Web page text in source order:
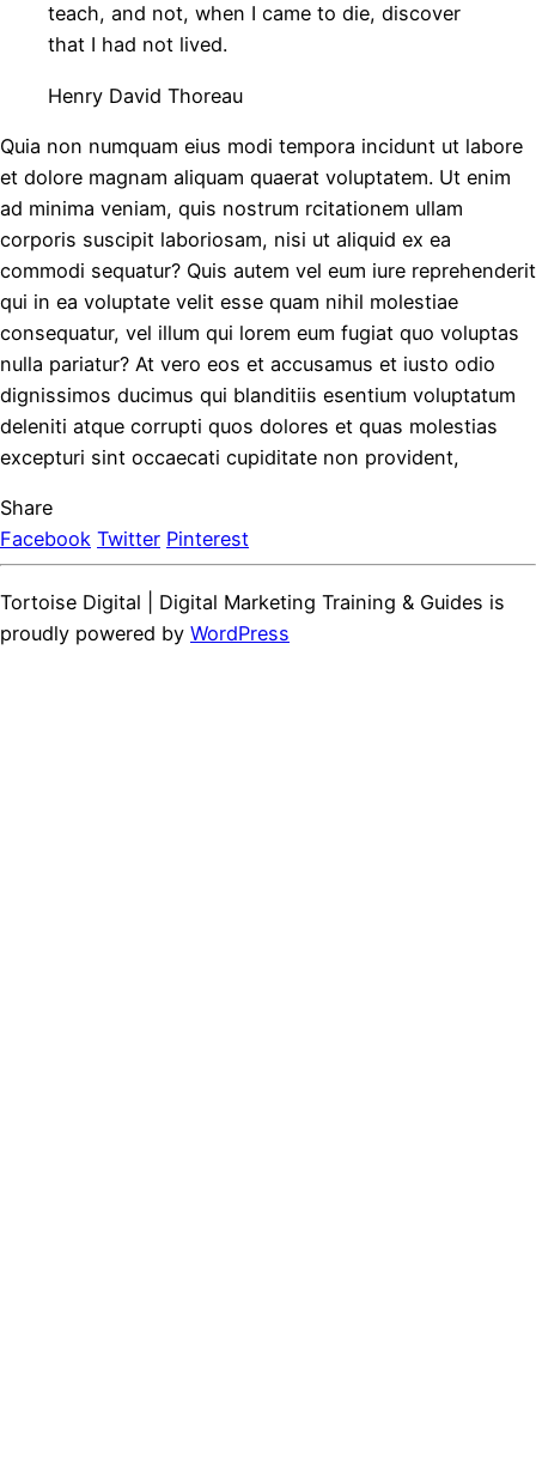
teach, and not, when I came to die, discover
that I had not lived.
Henry David Thoreau
Quia non numquam eius modi tempora incidunt ut labore
et dolore magnam aliquam quaerat voluptatem. Ut enim
ad minima veniam, quis nostrum rcitationem ullam
corporis suscipit laboriosam, nisi ut aliquid ex ea
commodi sequatur? Quis autem vel eum iure reprehenderit
qui in ea voluptate velit esse quam nihil molestiae
consequatur, vel illum qui lorem eum fugiat quo voluptas
nulla pariatur? At vero eos et accusamus et iusto odio
dignissimos ducimus qui blanditiis esentium voluptatum
deleniti atque corrupti quos dolores et quas molestias
excepturi sint occaecati cupiditate non provident,
Share
Facebook Twitter Pinterest
Tortoise Digital | Digital Marketing Training & Guides is
proudly powered by WordPress